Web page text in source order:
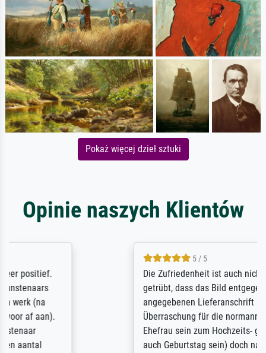
Pokaż więcej dzieł sztuki
Opinie naszych Klientów
Die Zufriedenheit ist auch nicht dadurch
getrübt, dass das Bild entgegen einer
angegebenen Lieferanschrift (sollte eine
Überraschung für die normannische
Ehefrau sein zum Hochzeits- gleichzeitig
auch Geburtstag sein) doch nach zu Hause